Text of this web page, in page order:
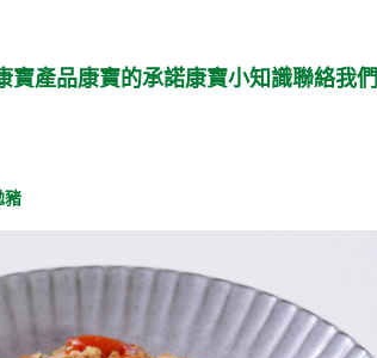
寶產品康寶的承諾康寶小知識聯絡我們
豬